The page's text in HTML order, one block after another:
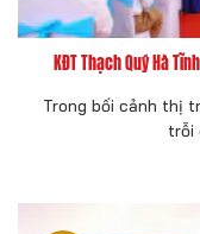
KĐT Thạch Quý Hà
Trong bối cảnh thị
trỗi